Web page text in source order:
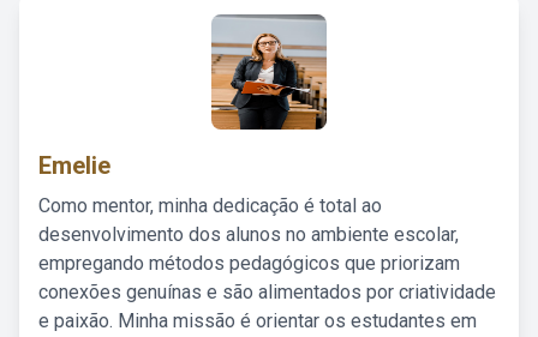
Emelie
Como mentor, minha dedicação é total ao
desenvolvimento dos alunos no ambiente escolar,
empregando métodos pedagógicos que priorizam
conexões genuínas e são alimentados por criatividade
e paixão. Minha missão é orientar os estudantes em